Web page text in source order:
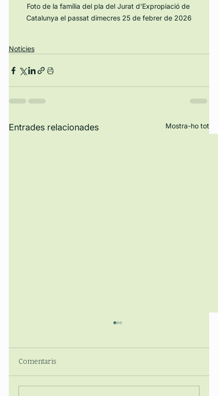
Foto de la família del pla del Jurat d'Expropiació de
Catalunya el passat dimecres 25 de febrer de 2026
Notícies
Entrades relacionades Mostra-ho tot
Comentaris